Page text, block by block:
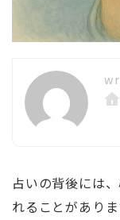
占いの背後には
れることがあり